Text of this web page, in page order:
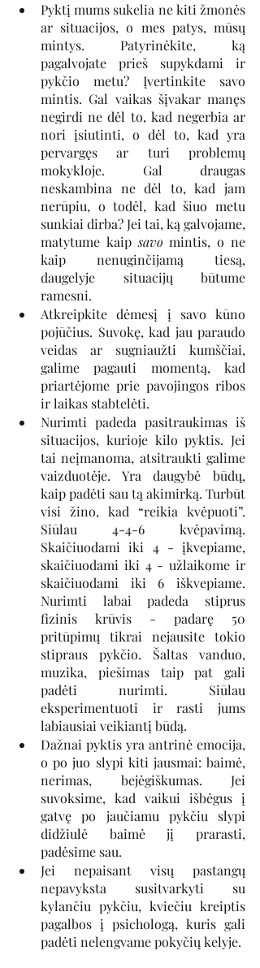
Pyktį mums sukelia ne kiti žmonės
ar situacijos, o mes patys, mūsų
mintys. Patyrinėkite, ką
pagalvojate prieš supykdami ir
pykčio metu? Įvertinkite savo
mintis. Gal vaikas šįvakar manęs
negirdi ne dėl to, kad negerbia ar
nori įsiutinti, o dėl to, kad yra
pervargęs ar turi problemų
mokykloje. Gal draugas
neskambina ne dėl to, kad jam
nerūpiu, o todėl, kad šiuo metu
sunkiai dirba? Jei tai, ką galvojame,
matytume kaip savo mintis, o ne
kaip nenuginčijamą tiesą,
daugelyje situacijų būtume
ramesni.
Atkreipkite dėmesį į savo kūno
pojūčius. Suvokę, kad jau paraudo
veidas ar sugniaužti kumščiai,
galime pagauti momentą, kad
priartėjome prie pavojingos ribos
ir laikas stabtelėti.
Nurimti padeda pasitraukimas iš
situacijos, kurioje kilo pyktis. Jei
tai neįmanoma, atsitraukti galime
vaizduotėje. Yra daugybė būdų,
kaip padėti sau tą akimirką. Turbūt
visi žino, kad “reikia kvėpuoti”.
Siūlau 4-4-6 kvėpavimą.
Skaičiuodami iki 4 - įkvepiame,
skaičiuodami iki 4 - užlaikome ir
skaičiuodami iki 6 iškvepiame.
Nurimti labai padeda stiprus
fizinis krūvis - padarę 50
pritūpimų tikrai nejausite tokio
stipraus pykčio. Šaltas vanduo,
muzika, piešimas taip pat gali
padėti nurimti. Siūlau
eksperimentuoti ir rasti jums
labiausiai veikiantį būdą.
Dažnai pyktis yra antrinė emocija,
o po juo slypi kiti jausmai: baimė,
nerimas, bejėgiškumas. Jei
suvoksime, kad vaikui išbėgus į
gatvę po jaučiamu pykčiu slypi
didžiulė baimė jį prarasti,
padėsime sau.
Jei nepaisant visų pastangų
nepavyksta susitvarkyti su
kylančiu pykčiu, kviečiu kreiptis
pagalbos į psichologą, kuris gali
padėti nelengvame pokyčių kelyje.